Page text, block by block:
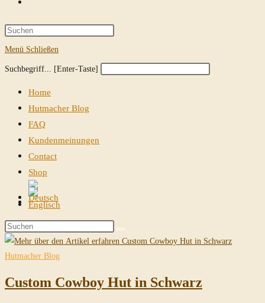
Suche
umschalten
Press
close
Menü Schließen
Diese
durchsuchen
Suchbegriff... [Enter-Taste]
Press
Home
Hutmacher Blog
FAQ
Kundenmeinungen
Contact
Shop
Website-
Suche
umschalten
Diese
Website
durchsuchen
Hutmacher Blog
Custom Cowboy Hut in Schwarz